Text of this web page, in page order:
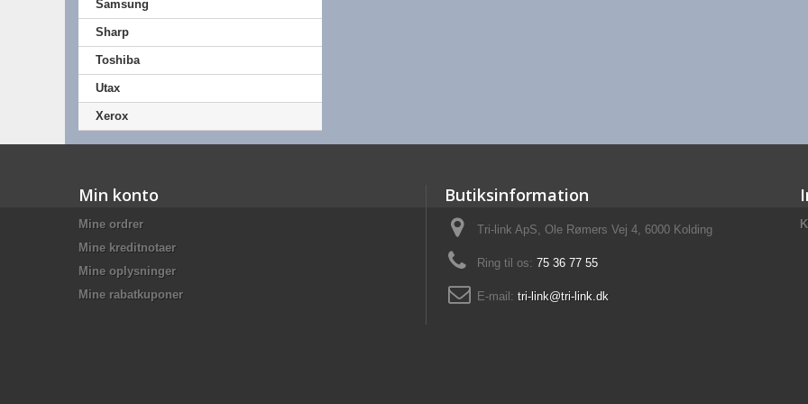
Samsung
Sharp
Toshiba
Utax
Xerox
Min konto
Mine ordrer
Mine kreditnotaer
Mine oplysninger
Mine rabatkuponer
Butiksinformation
Tri-link ApS, Ole Rømers Vej 4, 6000 Kolding
Ring til os: 75 36 77 55
E-mail: tri-link@tri-link.dk